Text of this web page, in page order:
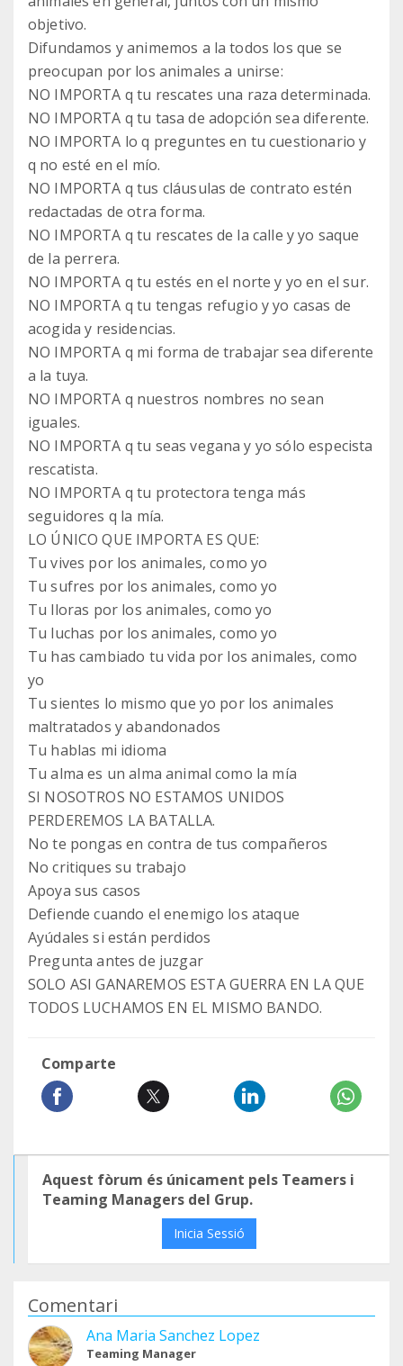
objetivo.
Difundamos y animemos a la todos los que se
preocupan por los animales a unirse:
NO IMPORTA q tu rescates una raza determinada.
NO IMPORTA q tu tasa de adopción sea diferente.
NO IMPORTA lo q preguntes en tu cuestionario y
q no esté en el mío.
NO IMPORTA q tus cláusulas de contrato estén
redactadas de otra forma.
NO IMPORTA q tu rescates de la calle y yo saque
de la perrera.
NO IMPORTA q tu estés en el norte y yo en el sur.
NO IMPORTA q tu tengas refugio y yo casas de
acogida y residencias.
NO IMPORTA q mi forma de trabajar sea diferente
a la tuya.
NO IMPORTA q nuestros nombres no sean
iguales.
NO IMPORTA q tu seas vegana y yo sólo especista
rescatista.
NO IMPORTA q tu protectora tenga más
seguidores q la mía.
LO ÚNICO QUE IMPORTA ES QUE:
Tu vives por los animales, como yo
Tu sufres por los animales, como yo
Tu lloras por los animales, como yo
Tu luchas por los animales, como yo
Tu has cambiado tu vida por los animales, como
yo
Tu sientes lo mismo que yo por los animales
maltratados y abandonados
Tu hablas mi idioma
Tu alma es un alma animal como la mía
SI NOSOTROS NO ESTAMOS UNIDOS
PERDEREMOS LA BATALLA.
No te pongas en contra de tus compañeros
No critiques su trabajo
Apoya sus casos
Defiende cuando el enemigo los ataque
Ayúdales si están perdidos
Pregunta antes de juzgar
SOLO ASI GANAREMOS ESTA GUERRA EN LA QUE
TODOS LUCHAMOS EN EL MISMO BANDO.
Comparte
Aquest fòrum és únicament pels Teamers i
Teaming Managers del Grup.
Inicia Sessió
Comentari
Ana Maria Sanchez Lopez
Teaming Manager